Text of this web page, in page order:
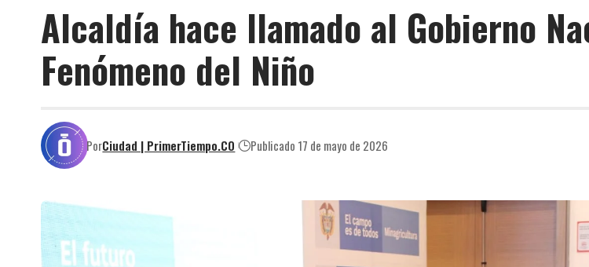
Alcaldía hace llamado al Gobierno
Fenómeno del Niño
PorCiudad | PrimerTiempo.CO Publicado 17 de mayo de 2026